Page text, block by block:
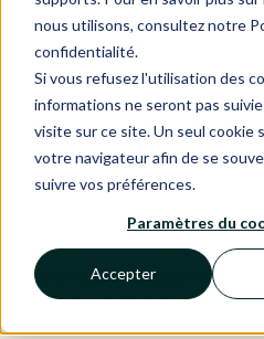
nous utilisons, consultez notre
confidentialité.
Si vous refusez l'utilisation des
informations ne seront pas
visite sur ce site. Un seul cookie
votre navigateur afin de se
suivre vos préférences.
Paramètres du
Accepter
Votre allié
Revenue
Le calendrier triannuel
pour piloter votre stratégie
Adopté par plus de 350
d’anticiper les temps forts et
commerciales avec précision.